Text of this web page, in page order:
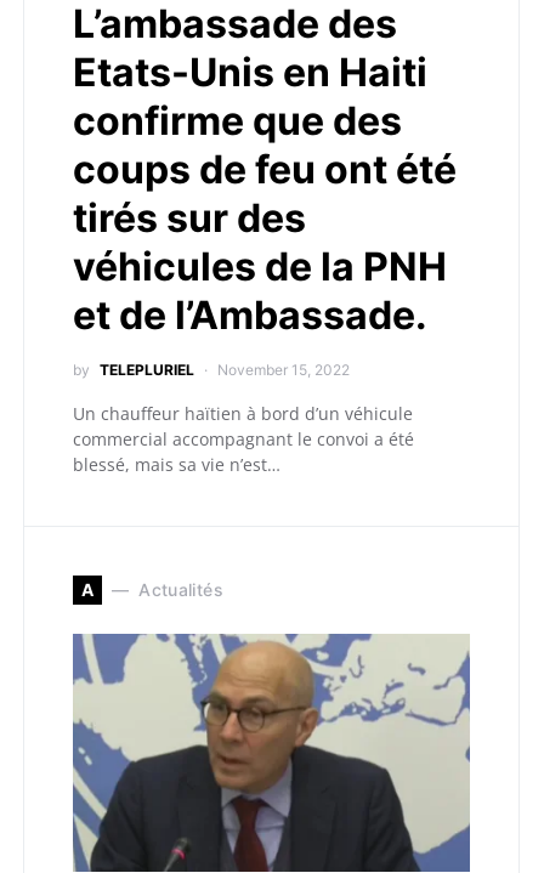
L’ambassade des
Etats-Unis en Haiti
confirme que des
coups de feu ont été
tirés sur des
véhicules de la PNH
et de l’Ambassade.
by TELEPLURIEL November 15, 2022
Un chauffeur haïtien à bord d’un véhicule
commercial accompagnant le convoi a été
blessé, mais sa vie n’est…
A Actualités